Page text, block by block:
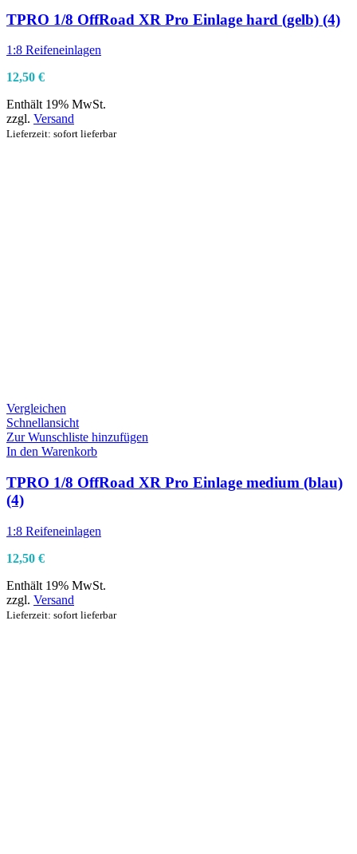
TPRO 1/8 OffRoad XR Pro Einlage hard (gelb) (4)
1:8 Reifeneinlagen
12,50 €
Enthält 19% MwSt.
zzgl. Versand
Lieferzeit: sofort lieferbar
Vergleichen
Schnellansicht
Zur Wunschliste hinzufügen
In den Warenkorb
TPRO 1/8 OffRoad XR Pro Einlage medium (blau)
(4)
1:8 Reifeneinlagen
12,50 €
Enthält 19% MwSt.
zzgl. Versand
Lieferzeit: sofort lieferbar